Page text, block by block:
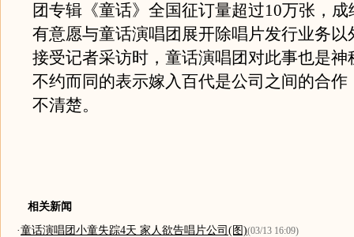
团专辑《童话》全国征订量超过10万张，
有意愿与童话演唱团展开除唱片发行业务以
接受记者采访时，童话演唱团对此事也是神
不约而同的表示嫁入百代是公司之间的合作
不清楚。
相关新闻
·童话演唱团小童失踪4天 家人欲告唱片公司(图)(03/13 16:09)